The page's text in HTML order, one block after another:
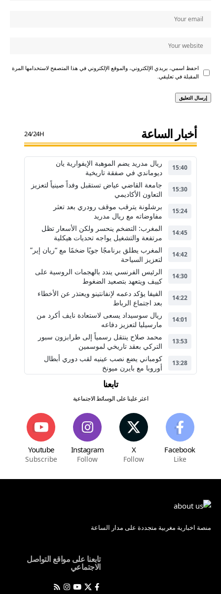
احفظ اسمي، بريدي الإلكتروني، والموقع الإلكتروني في هذا المتصفح لاستخدامها المرة
المقبلة في تعليقي.
أخبار الساعة 24/24H
15:40
ريال مدريد يضم الموهبة الإيفوارية يان
ديوماندي في صفقة تاريخية
15:30
جامعة القاضي عياض تستقبل وفداً صينياً لتعزيز
التعاون الأكاديمي
15:24
برشلونة يترقب موقف رودري بعد تعثر
مفاوضاته مع ريال مدريد
14:45
المغرب: التضخم ينحسر ولكن الأسعار تظل
مرتفعة والتشغيل يواجه تحديات هيكلية
14:42
المغرب يطلق برنامجًا جويًا ضخمًا مع “ريان إير”
لتعزيز السياحة
14:30
الرئيس الفرنسي يندد بالهجمات الروسية على
كييف ويتعهد بتصعيد الضغوط
14:22
الفيفا يؤكد دعمه لإنفانتينو ويعتذر عن الأخطاء
بعد اجتماع الرباط
14:01
ريال سوسيداد يسعى لاستعادة نايف أكرد من
مارسيليا لتعزيز دفاعه
13:53
محمد صلاح ينتقل رسمياً إلى طرابزون سبور
التركي بعقد تاريخي لموسمين
13:28
كومباني يضع نصب عينيه لقب دوري أبطال
أوروبا مع بايرن ميونخ
تابعنا
اعثر علينا على الوسائط الاجتماعية
Facebook
Like
X
Follow
Instagram
Follow
Youtube
Subscribe
منصة اخبارية مغربية متجددة على مدار الساعة
تابعنا على مواقع التواصل
الاجتماعي